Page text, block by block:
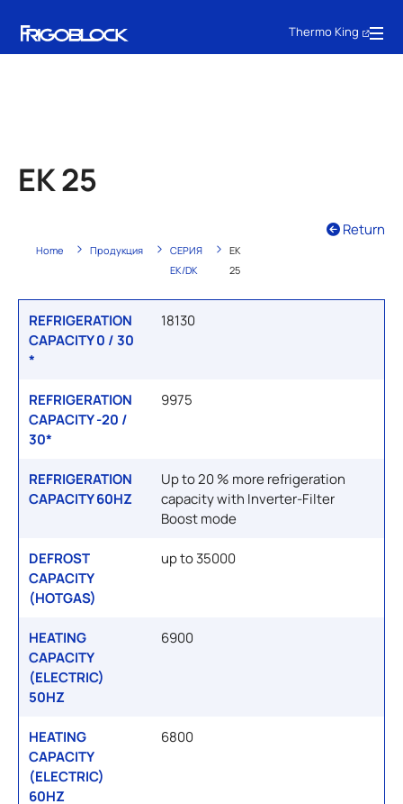
Thermo King
EK 25
Home Продукция
СЕРИЯ
EK/DK
EK
25
Return
REFRIGERATION
CAPACITY 0 / 30
*
18130
REFRIGERATION
CAPACITY -20 /
30*
9975
REFRIGERATION
CAPACITY 60HZ
Up to 20 % more refrigeration
capacity with Inverter-Filter
Boost mode
DEFROST
CAPACITY
(HOTGAS)
up to 35000
HEATING
CAPACITY
(ELECTRIC)
50HZ
6900
HEATING
CAPACITY
(ELECTRIC)
60HZ
6800